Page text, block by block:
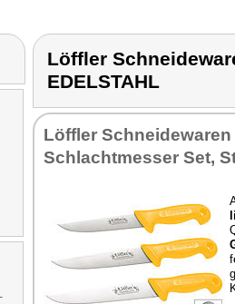
Löffler
EDELSTAHL
Löff­ler Schnei­de­wa­ren
Schlacht­mes­ser Set,